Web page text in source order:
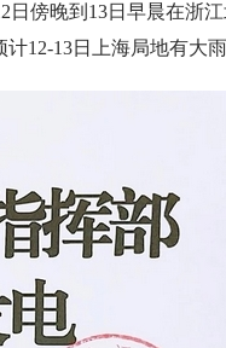
日傍晚到13日早晨在浙
12-13日上海局地有大